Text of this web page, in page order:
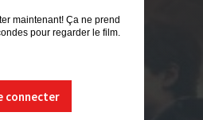
maintenant! Ça ne prend
pour regarder le film.
connecter